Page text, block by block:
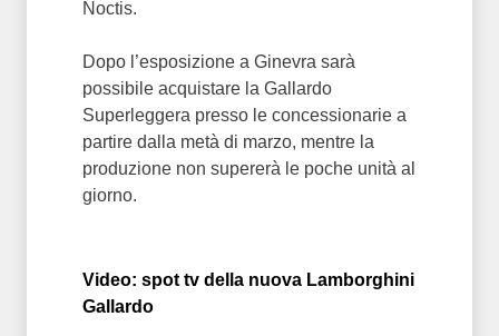
Noctis.
Dopo l’esposizione a Ginevra sarà
possibile acquistare la Gallardo
Superleggera presso le concessionarie a
partire dalla metà di marzo, mentre la
produzione non supererà le poche unità al
giorno.
Video: spot tv della nuova Lamborghini
Gallardo